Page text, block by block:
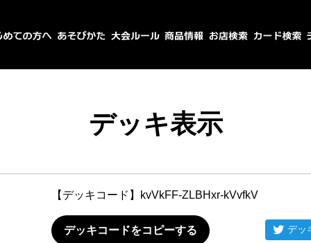
デッキ表示
【デッキコード】 kvVkFF-ZLBHxr-kVvfkV
デッキコードをコピーする デッ